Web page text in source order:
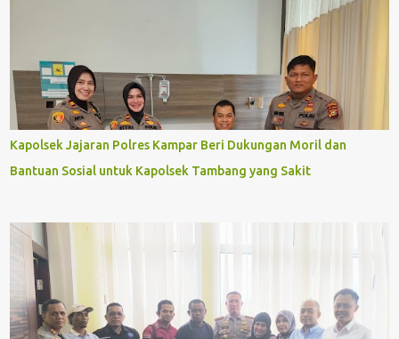
Kapolsek Jajaran Polres Kampar Beri Dukungan Moril dan
Bantuan Sosial untuk Kapolsek Tambang yang Sakit